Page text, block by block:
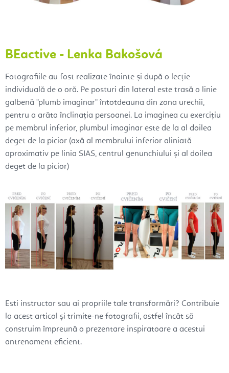
BEactive - Lenka Bakošová
Fotografiile au fost realizate înainte și după o lecție
individuală de o oră. Pe posturi din lateral este trasă o linie
galbenă "plumb imaginar" întotdeauna din zona urechii,
pentru a arăta înclinația persoanei. La imaginea cu exercițiu
pe membrul inferior, plumbul imaginar este de la al doilea
deget de la picior (axă al membrului inferior aliniată
aproximativ pe linia SIAS, centrul genunchiului și al doilea
deget de la picior)
Esti instructor sau ai propriile tale transformări? Contribuie
la acest articol și trimite-ne fotografii, astfel încât să
construim împreună o prezentare inspiratoare a acestui
antrenament eficient.